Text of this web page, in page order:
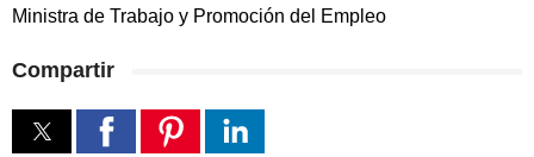
Ministra de Trabajo y Promoción del Empleo
Compartir